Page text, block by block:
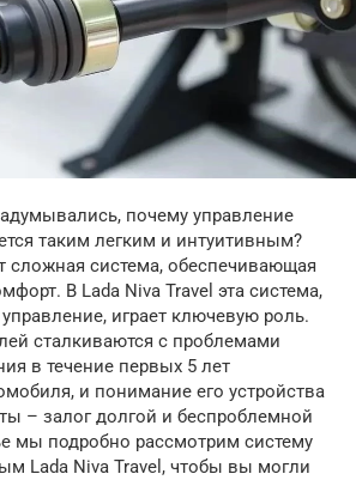
почему управление
таким легким и интуитивным?
сложная система, обеспечивающая
В Lada Niva Travel эта система,
играет ключевую роль.
сталкиваются с проблемами
в течение первых 5 лет
и понимание его устройства
– залог долгой и беспроблемной
мы подробно рассмотрим систему
Lada Niva Travel, чтобы вы могли